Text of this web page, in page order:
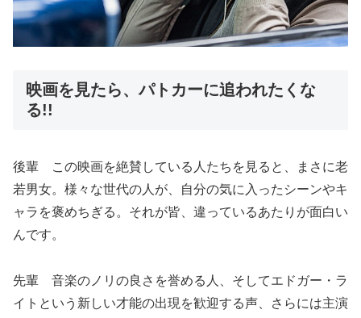
映画を見たら、パトカーに追われたくな
る!!
後輩 この映画を絶賛している人たちを見ると、まさに老
若男女。様々な世代の人が、自分の気に入ったシーンやキ
ャラを褒めちぎる。それが皆、違っているあたりが面白い
んです。
先輩 音楽のノリの良さを誉める人、そしてエドガー・ラ
イトという新しい才能の出現を歓迎する声、さらには主演